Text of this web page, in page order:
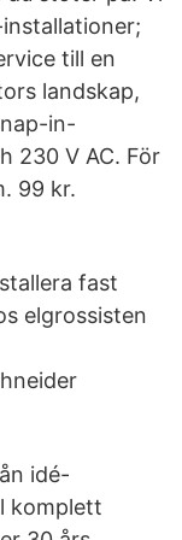
till en
landskap,
in-
230 V AC. För
99 kr.
fast
elgrossisten
idé-
komplett